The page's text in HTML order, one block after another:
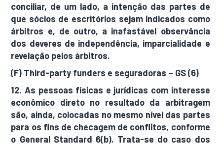
conciliar, de um lado, a intenção das partes de
que sócios de escritórios sejam indicados como
árbitros e, de outro, a inafastável observância
dos deveres de independência, imparcialidade e
revelação pelos árbitros.
(F) Third-party funders e seguradoras – GS (6)
12. As pessoas físicas e jurídicas com interesse
econômico direto no resultado da arbitragem
são, ainda, colocadas no mesmo nível das partes
para os fins de checagem de conflitos, conforme
o General Standard 6(b). Trata-se do caso dos